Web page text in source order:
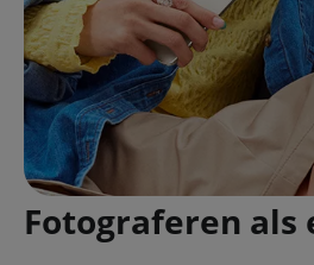
Fotograferen als